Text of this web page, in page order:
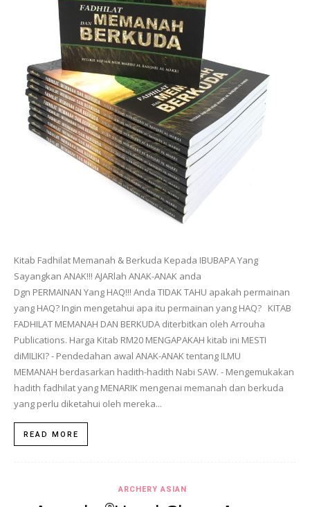
Kitab Fadhilat Memanah & Berkuda Kepada IBUBAPA Yang
Sayangkan ANAK!!! AJARlah ANAK-ANAK anda
Dgn PERMAINAN Yang HAQ!!! Anda TIDAK TAHU apakah permainan
yang HAQ? Ingin mengetahui apa itu permainan yang HAQ? KITAB
FADHILAT MEMANAH DAN BERKUDA diterbitkan oleh Arrouha
Publications. Harga Kitab RM20 MENGAPAKAH kitab ini MESTI
diMILIKI? - Pendedahan awal ANAK-ANAK tentang ILMU
MEMANAH berdasarkan hadith-hadith Nabi SAW. - Mengemukakan
hadith fadhilat yang MENARIK mengenai memanah dan berkuda
yang perlu diketahui oleh mereka...
READ MORE
ARCHERY ASIAN